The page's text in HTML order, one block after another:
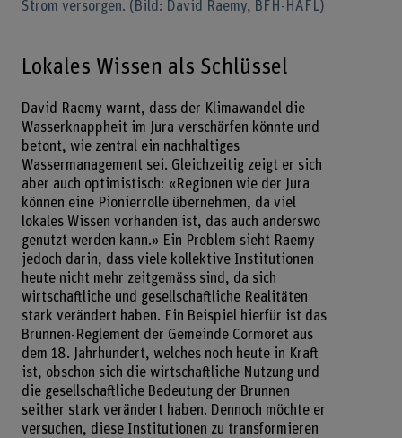
Strom versorgen. (Bild: David Raemy, BFH-HAFL)
Lokales Wissen als Schlüssel
David Raemy warnt, dass der Klimawandel die
Wasserknappheit im Jura verschärfen könnte und
betont, wie zentral ein nachhaltiges
Wassermanagement sei. Gleichzeitig zeigt er sich
aber auch optimistisch: «Regionen wie der Jura
können eine Pionierrolle übernehmen, da viel
lokales Wissen vorhanden ist, das auch anderswo
genutzt werden kann.» Ein Problem sieht Raemy
jedoch darin, dass viele kollektive Institutionen
heute nicht mehr zeitgemäss sind, da sich
wirtschaftliche und gesellschaftliche Realitäten
stark verändert haben. Ein Beispiel hierfür ist das
Brunnen-Reglement der Gemeinde Cormoret aus
dem 18. Jahrhundert, welches noch heute in Kraft
ist, obschon sich die wirtschaftliche Nutzung und
die gesellschaftliche Bedeutung der Brunnen
seither stark verändert haben. Dennoch möchte er
versuchen, diese Institutionen zu transformieren